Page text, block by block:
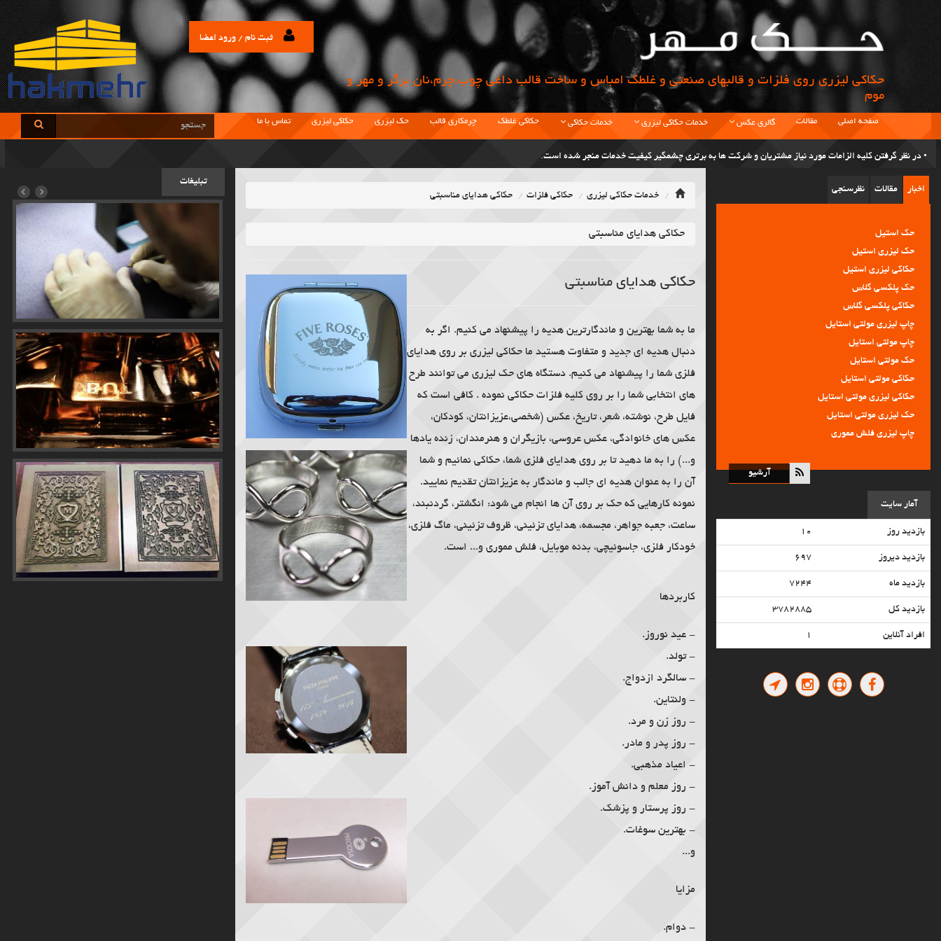
ثبت نام / ورود اعضا
حکاکی لیزری روی فلزات و قالبهای صنعتی و غلطک امباس و ساخت قالب داغي چوب،چرم،نان برگر و مهر و
موم
صفحه اصلی مقالات گالری عکس خدمات حکاکی لیزری خدمات حکاکی حکاکی غلطک چرمکاری قالب حک لیزری حکاکی لیزری تماس با ما
• در نظر گرفتن کلیه الزامات مورد نیاز مشتریان و شرکت ها به برتری چشمگیر کیفیت خدمات منجر شده است.
• رویکرد حک مهر جلب رضایت مشتریان با بهره گیری از تجهیزات مدرن و داشتن علم انحصاری در زمینه حکاکی قالب و غلطک بوده.
• اولین مرکز تخصصی حکاکی در کشور.
• قبول سفارش حکاکی از تمام نقاط ایران.
• افزایش کیفیت خدمات و ارایه خدمات ترمیمی رایگان پس از تحویل کار تا مدت یک ماه.
تبلیغات
خدمات حکاکی لیزری
حکاکی فلزات حکاکی هدایای مناسبتی
حکاکی هدایای مناسبتی
حکاکی هدایای مناسبتی
ما به شما بهترین و ماندگارترین هدیه را پیشنهاد می کنیم. اگر به
دنبال هدیه ای جدید و متفاوت هستید ما حکاکی لیزری بر روی هدایای
فلزی شما را پیشنهاد می کنیم. دستگاه های حک لیزری می توانند طرح
های انتخابی شما را بر روی کلیه فلزات حکاکی نموده . کافی است که
فایل طرح، نوشته، شعر، تاریخ، عکس (شخصی،عزیزانتان، کودکان،
عکس های خانوادگی، عکس عروسی، بازیگران و هنرمندان، زنده یادها
و...) را به ما دهید تا بر روی هدایای فلزی شما، حکاکی نمائیم و شما
آن را به عنوان هدیه ای جالب و ماندگار به عزیزانتان تقدیم نمایید.
نمونه کارهایی که حک بر روی آن ها انجام می شود: انگشتر، گردنبند،
ساعت، جعبه جواهر، مجسمه، هدایای تزئینی، ظروف تزئینی، ماگ فلزی،
خودکار فلزی، جاسوئیچی، بدنه موبایل، فلش مموری و... است.
کاربردها
- عید نوروز.
- تولد.
- سالگرد ازدواج.
- ولنتاین.
- روز زن و مرد.
- روز پدر و مادر.
- اعیاد مذهبی.
- روز معلم و دانش آموز.
- روز پرستار و پزشک.
- بهترین سوغات.
و...
مزایا
- دوام.
اخبار مقالات نظرسنجی
حک استیل
حک لیزری استیل
حکاکی لیزری استیل
حک پلکسی گلاس
حکاکی پلکسی گلاس
چاپ لیزری مولتی استایل
چاپ مولتی استایل
حک مولتی استایل
حکاکی مولتی استایل
حکاکی لیزری مولتی استایل
حک لیزری مولتی استایل
چاپ لیزری فلش مموری
حک لیزری فلش مموری
حک پاور بانک
حکاکی پاور بانک
حکاکی لیزری پلاک فلزی
حکاکی لیزری سمبه برجسته
حکاکی لیزری فلزات و غیر فلزات
حکاکی لیزری سطوح کروی
حکاکی لیزری الکترود مسی
آرشیو
آمار سایت
بازدید روز ۱۰
بازدید دیروز ۶۹۷
بازدید ماه ۷۲۴۴
بازدید کل ۳۷۸۲۸۸۵
افراد آنلاین ۱